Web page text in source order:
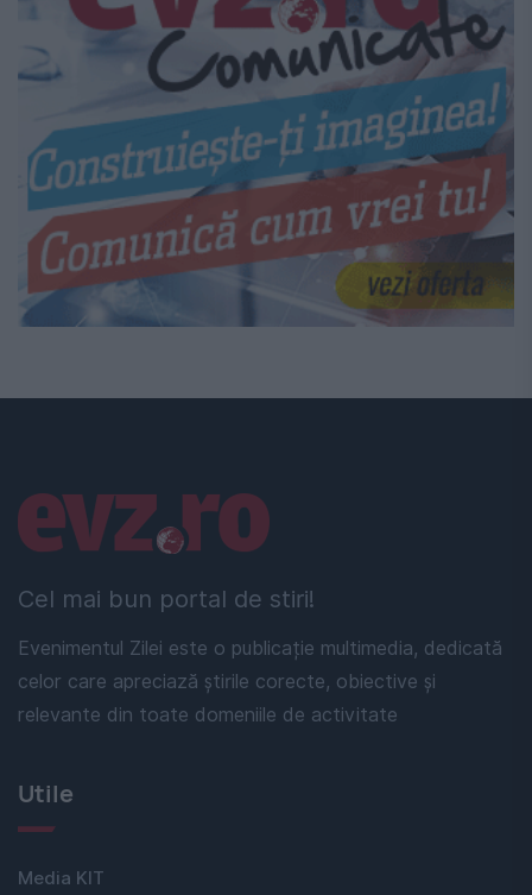
Cel mai bun portal de stiri!
Evenimentul Zilei este o publicație multimedia, dedicată
celor care apreciază știrile corecte, obiective și
relevante din toate domeniile de activitate
Linkuri utile
Utile
Media KIT